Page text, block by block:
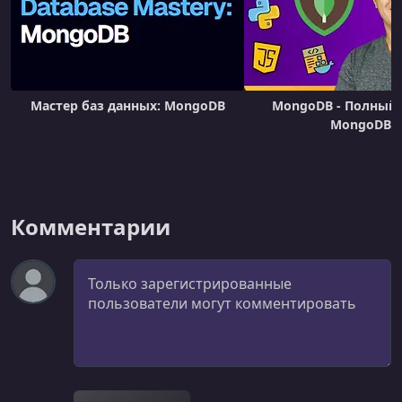
Мастер баз данных: MongoDB
MongoDB - Полный
MongoDB
Комментарии
Комментарий